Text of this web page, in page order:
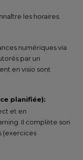
les horaires.
numériques via
par un
en visio sont
planifiée):
et en
Il complète son
(exercices